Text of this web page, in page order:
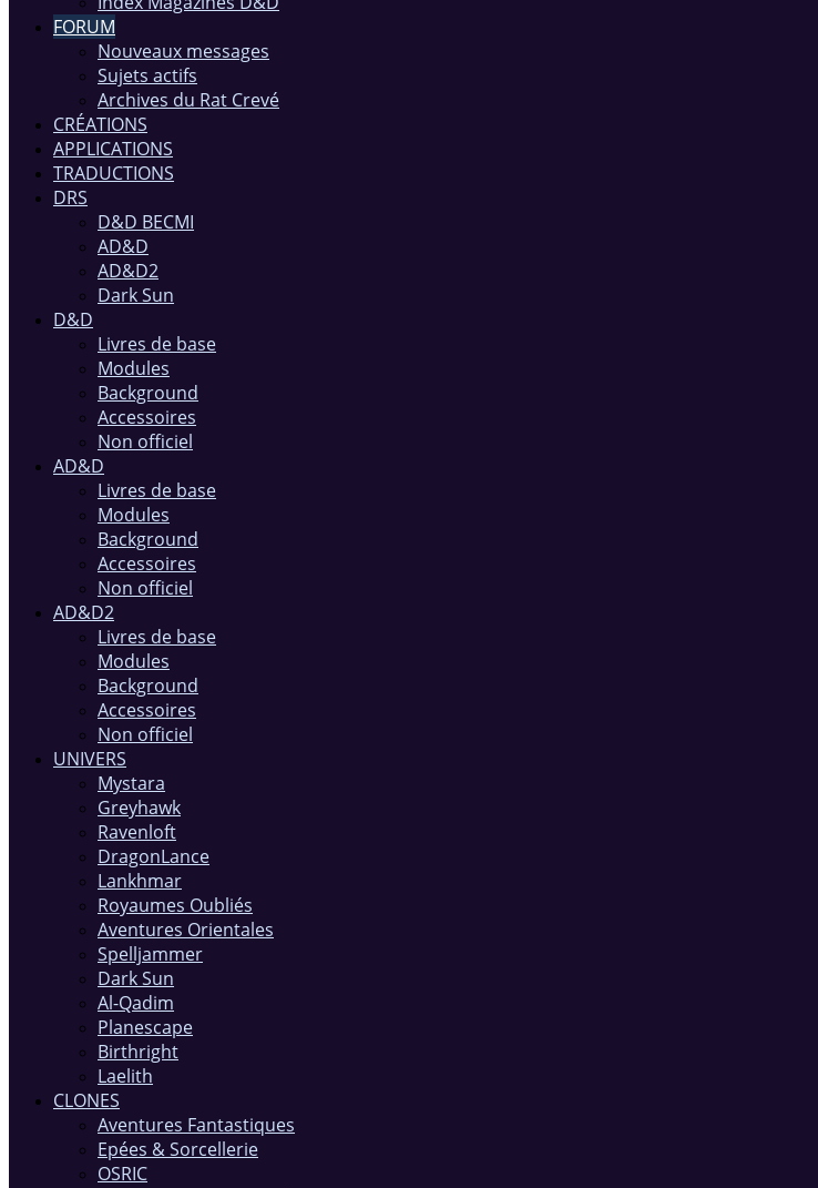
FORUM
Nouveaux messages
Sujets actifs
Archives du Rat Crevé
CRÉATIONS
APPLICATIONS
TRADUCTIONS
DRS
D&D BECMI
AD&D
AD&D2
Dark Sun
D&D
Livres de base
Modules
Background
Accessoires
Non officiel
AD&D
Livres de base
Modules
Background
Accessoires
Non officiel
AD&D2
Livres de base
Modules
Background
Accessoires
Non officiel
UNIVERS
Mystara
Greyhawk
Ravenloft
DragonLance
Lankhmar
Royaumes Oubliés
Aventures Orientales
Spelljammer
Dark Sun
Al-Qadim
Planescape
Birthright
Laelith
CLONES
Aventures Fantastiques
Epées & Sorcellerie
OSRIC